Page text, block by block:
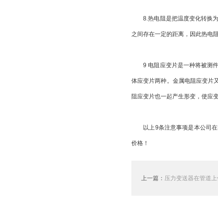
8.热电阻是把温度变化转换为电
之间存在一定的距离，因此热
9 电阻应变片是一种将被测件上
体应变片两种。金属电阻应变片
阻应变片也一起产生形变，使应
以上9条注意事项是本公司在实
价格！
上一篇： 压力变送器在管道